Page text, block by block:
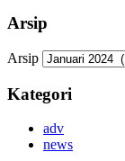
Arsip
Arsip
Kategori
adv
news